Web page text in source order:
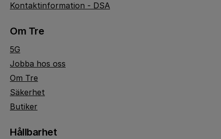
Kontaktinformation - DSA
Om Tre
5G
Jobba hos oss
Om Tre
Säkerhet
Butiker
Hållbarhet